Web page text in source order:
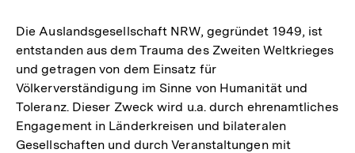
Die Auslandsgesellschaft NRW, gegründet 1949, ist
entstanden aus dem Trauma des Zweiten Weltkrieges
und getragen von dem Einsatz für
Völkerverständigung im Sinne von Humanität und
Toleranz. Dieser Zweck wird u.a. durch ehrenamtliches
Engagement in Länderkreisen und bilateralen
Gesellschaften und durch Veranstaltungen mit